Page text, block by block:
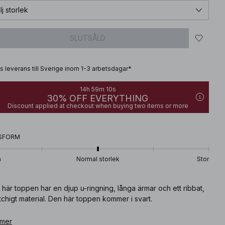
storlek
SLUTSÅLD
leverans till Sverige inom 1-3 arbetsdagar*
14h 59m 09s
30% OFF EVERYTHING
Discount applied at checkout when buying two items or more
Normal storlek Stor
här toppen har en djup u-ringning, långa ärmar och ett ribbat,
material. Den här toppen kommer i svart.